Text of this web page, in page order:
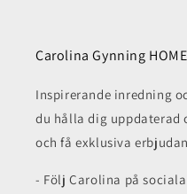
Carolina Gynning HOME
Inspirerande inredning
du hålla dig uppdaterad
och få exklusiva
- Följ Carolina på